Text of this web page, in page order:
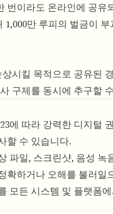
이라도 온라인에 공
만 루피의 벌금이
킬 목적으로 공유된
구제를 동시에 추구할
에 따라 강력한 디지털
할 수 있습니다.
파일, 스크린샷, 음성
확하거나 오해를 불러
모든 시스템 및 플랫폼